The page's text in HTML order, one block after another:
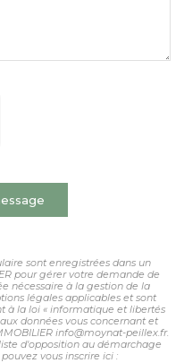
sont enregistrées dans un
pour gérer votre demande de
nécessaire à la gestion de la
légales applicables et sont
à la loi « informatique et libertés
données vous concernant et
info@moynat-peillex.fr.
d'opposition au démarchage
vous inscrire ici :